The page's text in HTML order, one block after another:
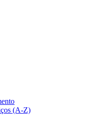
(A-Z)